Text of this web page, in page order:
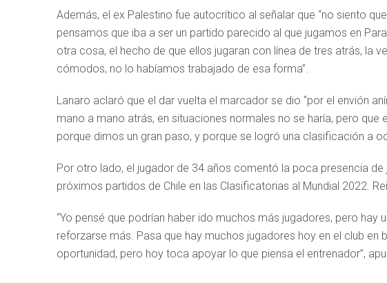
Además, el ex Palestino fue autocrítico al señalar que “no siento
pensamos que iba a ser un partido parecido al que jugamos en
otra cosa, el hecho de que ellos jugaran con línea de tres atrás, la
cómodos, no lo habíamos trabajado de esa forma”.
Lanaro aclaró que el dar vuelta el marcador se dio “por el envión
mano a mano atrás, en situaciones normales no se haría, pero que
porque dimos un gran paso, y porque se logró una clasificación a
Por otro lado, el jugador de 34 años comentó la poca presencia
próximos partidos de Chile en las Clasificatorias al Mundial 2022.
“Yo pensé que podrían haber ido muchos más jugadores, pero hay
reforzarse más. Pasa que hay muchos jugadores hoy en el club en
oportunidad, pero hoy toca apoyar lo que piensa el entrenador”,